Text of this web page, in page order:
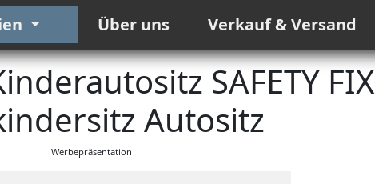
Über uns Verkauf & Versand
SAFETY FIX
Autositz
Werbepräsentation